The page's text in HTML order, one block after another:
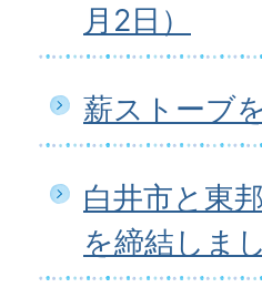
月2日）
薪ストーブ
白井市と東
を締結しま